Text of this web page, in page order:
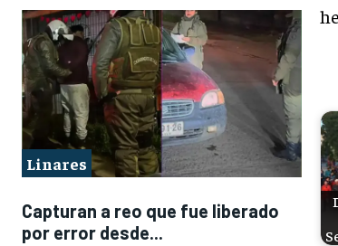
Linares
Capturan a reo que fue liberado
por error desde...